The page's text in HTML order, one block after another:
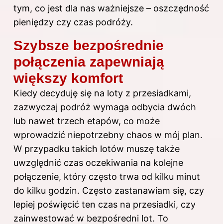
tym, co jest dla nas ważniejsze – oszczędność
pieniędzy czy czas podróży.
Szybsze bezpośrednie
połączenia zapewniają
większy komfort
Kiedy decyduję się na loty z przesiadkami,
zazwyczaj podróż wymaga odbycia dwóch
lub nawet trzech etapów, co może
wprowadzić niepotrzebny chaos w mój plan.
W przypadku takich lotów muszę także
uwzględnić czas oczekiwania na kolejne
połączenie, który często trwa od kilku minut
do kilku godzin. Często zastanawiam się, czy
lepiej poświęcić ten czas na przesiadki, czy
zainwestować w bezpośredni lot. To